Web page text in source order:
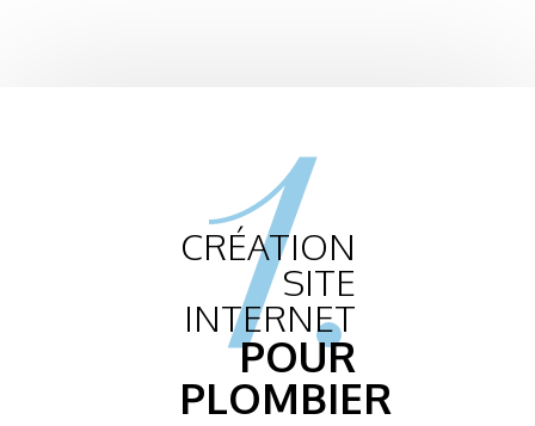
1.
CRÉATION
SITE
INTERNET
POUR
PLOMBIER